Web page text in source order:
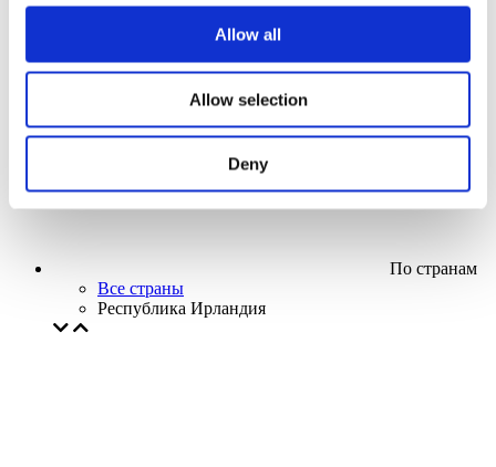
Allow all
Allow selection
Deny
Творческий вечер
Наше спецпредложение
Применить
По странам
Все страны
Республика Ирландия